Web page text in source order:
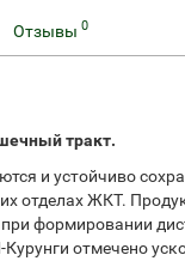
Отзывы 0
тракт.
и устойчиво
отделах ЖКТ.
при формировании
отмечено